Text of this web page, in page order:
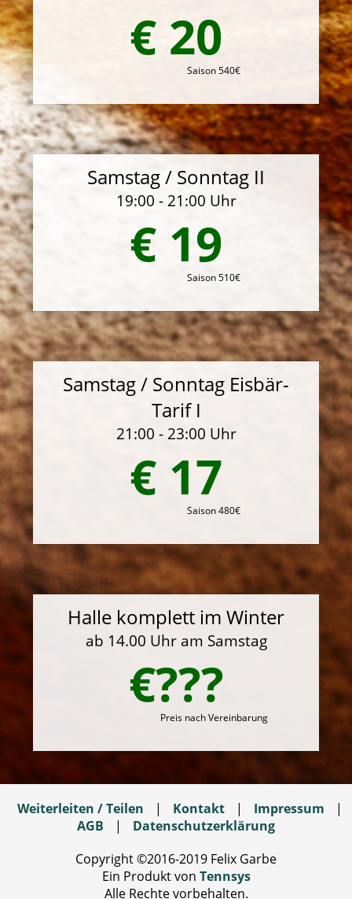
€ 20
Saison 540€
Samstag / Sonntag II
19:00 - 21:00 Uhr
€ 19
Saison 510€
Samstag / Sonntag Eisbär-
Tarif I
21:00 - 23:00 Uhr
€ 17
Saison 480€
Halle komplett im Winter
ab 14.00 Uhr am Samstag
€???
Preis nach Vereinbarung
Weiterleiten / Teilen | Kontakt | Impressum
|
AGB
|
Datenschutzerklärung
Copyright ©2016-2019 Felix Garbe
Ein Produkt von Tennsys
Alle Rechte vorbehalten.